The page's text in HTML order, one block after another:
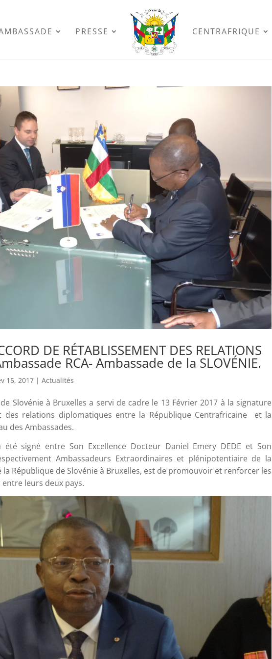
PRESSE CENTRAFRIQUE
DE RÉTABLISSEMENT DES RELATIONS
RCA- Ambassade de la SLOVÉNIE.
15, 2017 |Actualités
Slovénie à Bruxelles a servi de cadre le 13 Février 2017 à la signature
des relations diplomatiques entre la République Centrafricaine et la
des Ambassades.
signé entre Son Excellence Docteur Daniel Emery DEDE et Son
Ambassadeurs Extraordinaires et plénipotentiaire de la
République de Slovénie à Bruxelles, est de promouvoir et renforcer les
leurs deux pays.